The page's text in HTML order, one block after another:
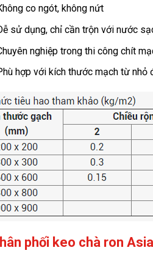
co ngót, không nứt
sử dụng, chỉ cần trộn với nước
nghiệp trong thi công chít
hợp với kích thước mạch từ nhỏ
phối keo chà ron